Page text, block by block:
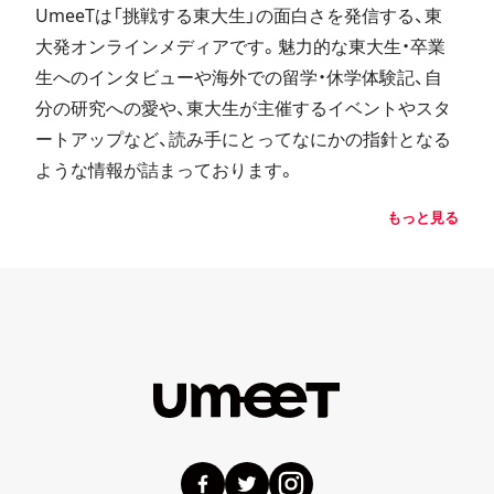
UmeeTは「挑戦する東大生」の面白さを発信する、東
大発オンラインメディアです。魅力的な東大生・卒業
生へのインタビューや海外での留学・休学体験記、自
分の研究への愛や、東大生が主催するイベントやスタ
ートアップなど、読み手にとってなにかの指針となる
ような情報が詰まっております。
もっと見る